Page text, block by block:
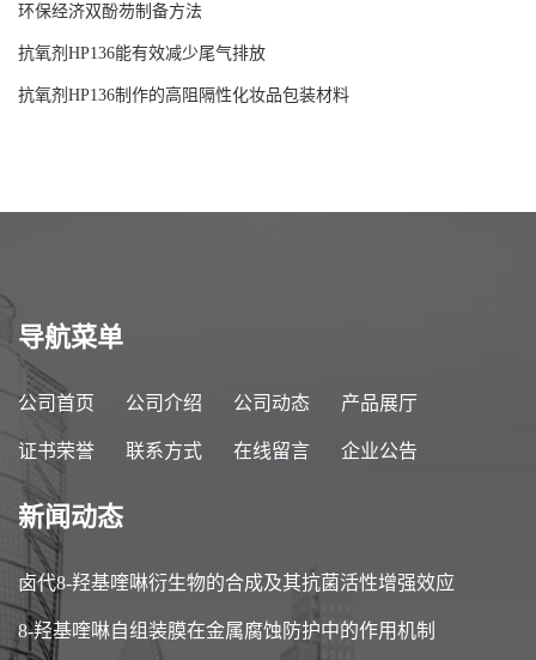
环保经济双酚芴制备方法
抗氧剂HP136能有效减少尾气排放
抗氧剂HP136制作的高阻隔性化妆品包装材料
导航菜单
公司首页 公司介绍 公司动态 产品展厅
证书荣誉 联系方式 在线留言 企业公告
新闻动态
卤代8-羟基喹啉衍生物的合成及其抗菌活性增强效应
8-羟基喹啉自组装膜在金属腐蚀防护中的作用机制